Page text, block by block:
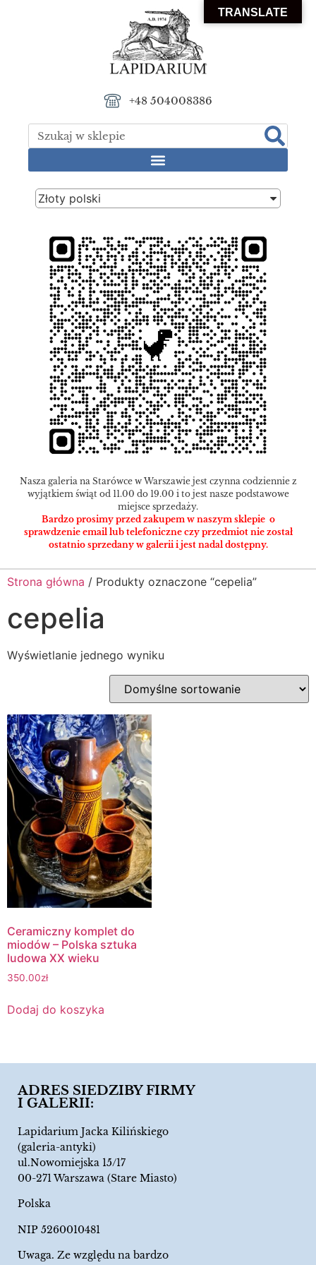
+48 504008386
Złoty polski
Nasza galeria na Starówce w Warszawie jest czynna codziennie z
wyjątkiem świąt od 11.00 do 19.00 i to jest nasze podstawowe
miejsce sprzedaży.
Bardzo prosimy przed zakupem w naszym sklepie o
sprawdzenie email lub telefoniczne czy przedmiot nie został
ostatnio sprzedany w galerii i jest nadal dostępny.
Strona główna / Produkty oznaczone “cepelia”
cepelia
Wyświetlanie jednego wyniku
Ceramiczny komplet do
miodów – Polska sztuka
ludowa XX wieku
350.00zł
Dodaj do koszyka
ADRES SIEDZIBY FIRMY
I GALERII:
Lapidarium Jacka Kilińskiego
(galeria-antyki)
ul.Nowomiejska 15/17
00-271 Warszawa (Stare Miasto)
Polska
NIP 5260010481
Uwaga. Ze względu na bardzo
TRANSLATE